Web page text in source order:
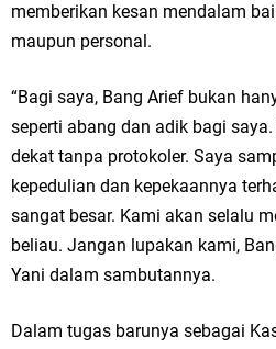
Wakil Ketua DPRD Gresik Mujid
Selamat Tahun Baru Islam 1
Husnul Aqib, M.M. untuk Negeri
PDUF MUI Jatim Gelar Doa Awal
Menuju Indonesia Emas 2045
Reses Anggota DPRD Jabar M. Rizky
Aspirasi Petani dan Warga
memberikan kesan mendalam
maupun personal.
“Bagi saya, Bang Arief bukan
seperti abang dan adik bagi
dekat tanpa protokoler. Saya
kepedulian dan kepekaannya
sangat besar. Kami akan selalu
beliau. Jangan lupakan kami,
Yani dalam sambutannya.
Dalam tugas barunya sebagai